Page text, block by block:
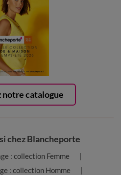
notre catalogue
chez Blancheporte
: collection Femme
: collection Homme